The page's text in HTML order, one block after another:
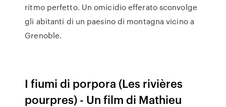
ritmo perfetto. Un omicidio efferato sconvolge
gli abitanti di un paesino di montagna vicino a
Grenoble.
I fiumi di porpora (Les rivières
pourpres) - Un film di Mathieu